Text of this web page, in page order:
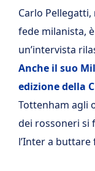
Carlo
fede milanista,
un’intervista
Anche il suo
edizione della
Tottenham agli
dei rossoneri si
l’Inter a buttare